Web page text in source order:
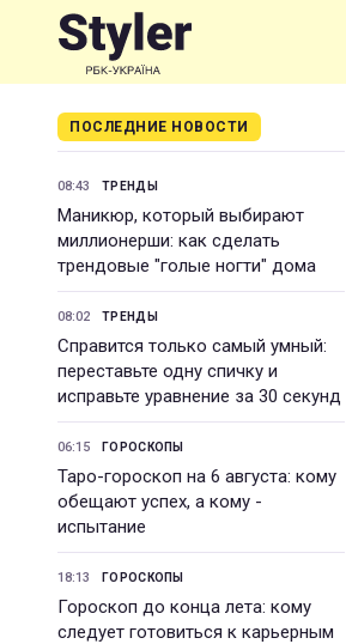
ПОСЛЕДНИЕ НОВОСТИ
08:43 ТРЕНДЫ
Маникюр, который выбирают
миллионерши: как сделать
трендовые "голые ногти" дома
08:02 ТРЕНДЫ
Справится только самый умный:
переставьте одну спичку и
исправьте уравнение за 30 секунд
06:15 ГОРОСКОПЫ
Таро-гороскоп на 6 августа: кому
обещают успех, а кому -
испытание
18:13 ГОРОСКОПЫ
Гороскоп до конца лета: кому
следует готовиться к карьерным